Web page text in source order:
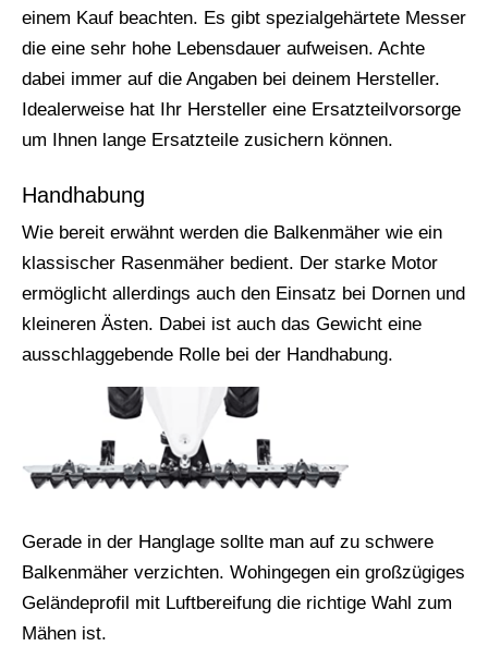
einem Kauf beachten. Es gibt spezialgehärtete Messer
die eine sehr hohe Lebensdauer aufweisen. Achte
dabei immer auf die Angaben bei deinem Hersteller.
Idealerweise hat Ihr Hersteller eine Ersatzteilvorsorge
um Ihnen lange Ersatzteile zusichern können.
Handhabung
Wie bereit erwähnt werden die Balkenmäher wie ein
klassischer Rasenmäher bedient. Der starke Motor
ermöglicht allerdings auch den Einsatz bei Dornen und
kleineren Ästen. Dabei ist auch das Gewicht eine
ausschlaggebende Rolle bei der Handhabung.
Gerade in der Hanglage sollte man auf zu schwere
Balkenmäher verzichten. Wohingegen ein großzügiges
Geländeprofil mit Luftbereifung die richtige Wahl zum
Mähen ist.